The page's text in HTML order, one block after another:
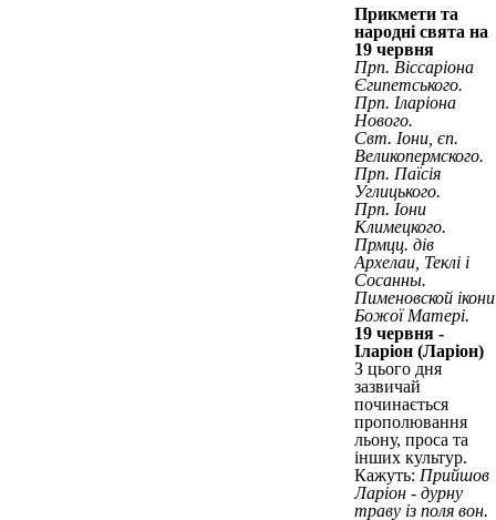
Прикмети та
народні свята на
19 червня
Прп. Віссаріона
Єгипетського.
Прп. Іларіона
Нового.
Свт. Іони, єп.
Великопермского.
Прп. Паїсія
Углицького.
Прп. Іони
Климецкого.
Прмцц. дів
Архелаи, Теклі і
Сосанны.
Пименовской ікони
Божої Матері.
19 червня -
Іларіон (Ларіон)
З цього дня
зазвичай
починається
прополювання
льону, проса та
інших культур.
Кажуть: Прийшов
Ларіон - дурну
траву із поля вон.